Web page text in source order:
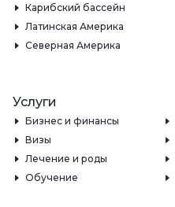
Карибский бассейн
Латинская Америка
Северная Америка
Услуги
Бизнес и финансы
Визы
Лечение и роды
Обучение